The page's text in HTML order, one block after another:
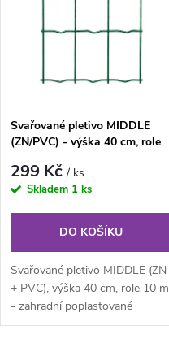
p
r
o
d
u
s
p
r
d
u
Svařované pletivo MIDDLE
(ZN/PVC) - výška 40 cm, role
299 Kč/ ks
Skladem 1 ks
DO KOŠÍKU
Svařované pletivo MIDDLE (ZN
+ PVC), výška 40 cm, role 10 m
- zahradní poplastované
svařované pletivo v rolích (ZN